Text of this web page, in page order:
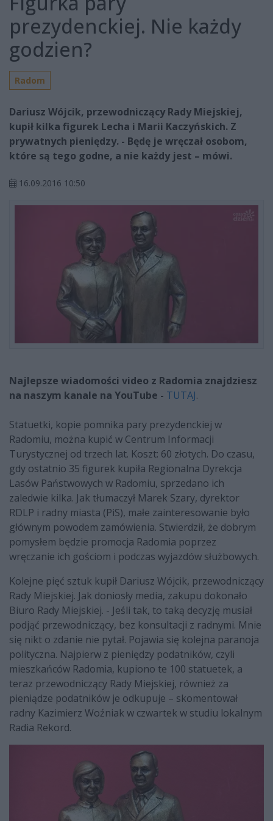
prezydenckiej. Nie każdy
godzien?
Radom
Dariusz Wójcik, przewodniczący Rady Miejskiej,
kupił kilka figurek Lecha i Marii Kaczyńskich. Z
prywatnych pieniędzy. - Będę je wręczał osobom,
które są tego godne, a nie każdy jest – mówi.
16.09.2016 10:50
Najlepsze wiadomości video z Radomia znajdziesz
na naszym kanale na YouTube - TUTAJ.
Statuetki, kopie pomnika pary prezydenckiej w
Radomiu, można kupić w Centrum Informacji
Turystycznej od trzech lat. Koszt: 60 złotych. Do czasu,
gdy ostatnio 35 figurek kupiła Regionalna Dyrekcja
Lasów Państwowych w Radomiu, sprzedano ich
zaledwie kilka. Jak tłumaczył Marek Szary, dyrektor
RDLP i radny miasta (PiS), małe zainteresowanie było
głównym powodem zamówienia. Stwierdził, że dobrym
pomysłem będzie promocja Radomia poprzez
wręczanie ich gościom i podczas wyjazdów służbowych.
Kolejne pięć sztuk kupił Dariusz Wójcik, przewodniczący
Rady Miejskiej. Jak doniosły media, zakupu dokonało
Biuro Rady Miejskiej. - Jeśli tak, to taką decyzję musiał
podjąć przewodniczący, bez konsultacji z radnymi. Mnie
się nikt o zdanie nie pytał. Pojawia się kolejna paranoja
polityczna. Najpierw z pieniędzy podatników, czyli
mieszkańców Radomia, kupiono te 100 statuetek, a
teraz przewodniczący Rady Miejskiej, również za
pieniądze podatników je odkupuje – skomentował
radny Kazimierz Woźniak w czwartek w studiu lokalnym
Radia Rekord.